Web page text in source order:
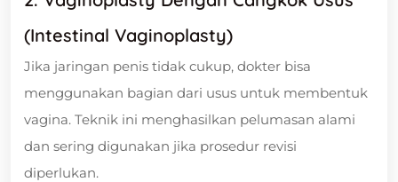
(Intestinal Vaginoplasty)
Jika jaringan penis tidak cukup, dokter bisa
menggunakan bagian dari usus untuk membentuk
vagina. Teknik ini menghasilkan pelumasan alami
dan sering digunakan jika prosedur revisi
diperlukan.